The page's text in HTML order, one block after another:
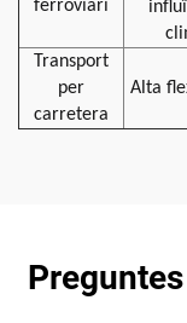
ferroviari
Transport
per
carretera
Alta